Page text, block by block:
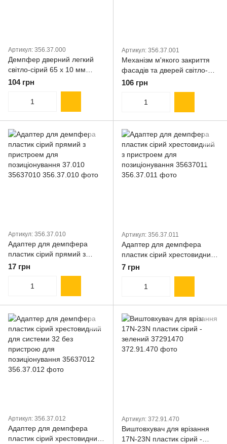
Артикул: 356.37.000
Демпфер дверний легкий
світло-сірий 65 х 10 мм
35637000
104 грн
Артикул: 356.37.001
Механізм м'якого закриття
фасадів та дверей світло-
сірий 65 х 10 мм medium
106 грн
Артикул: 356.37.010
Адаптер для демпфера
пластик сірий прямий з
пристроем для
позиціонування 37.010
35637010
17 грн
Артикул: 356.37.011
Адаптер для демпфера
пластик сірий хрестовидний
з пристроем для
позиціонування 35637011
7 грн
Артикул: 356.37.012
Адаптер для демпфера
пластик сірий хрестовидний
Артикул: 372.91.470
Виштовхувач для врізання
17N-23N пластик сірий -